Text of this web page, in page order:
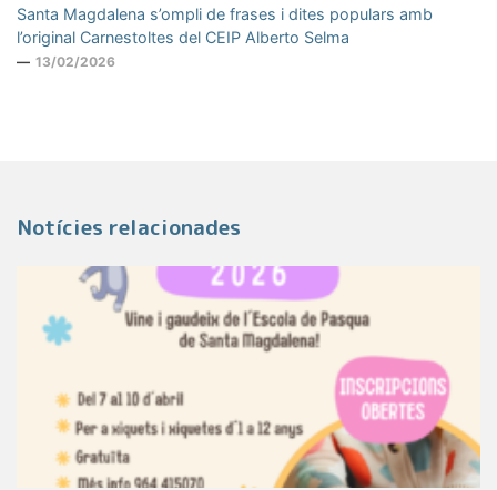
Santa Magdalena s’ompli de frases i dites populars amb
l’original Carnestoltes del CEIP Alberto Selma
13/02/2026
Notícies relacionades